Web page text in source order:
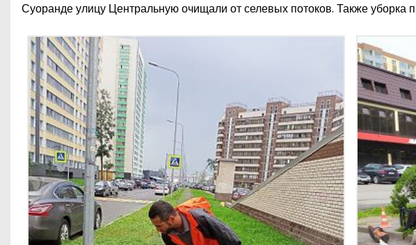
Суоранде улицу Центральную очищали от селевых потоков. Также